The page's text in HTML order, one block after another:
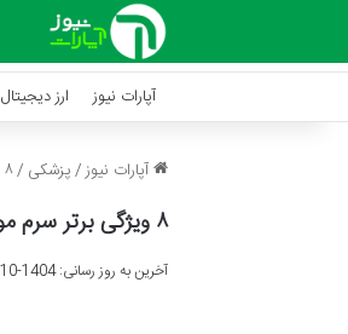
آپارات نیوز ارز دیجیتال
آپارات نیوز/پزشکی /۸ ویژگی برتر سرم مو سیلیکونی آرگان فابریگاس
۸ ویژگی برتر سرم مو سیلیکونی آرگان فابریگاس
آخرین به روز رسانی: 1404-10-09